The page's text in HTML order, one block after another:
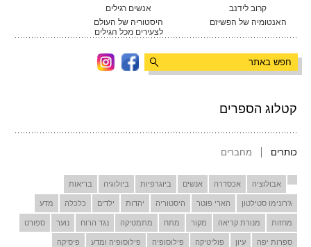
קטלוג הספרים
כותרים מחברים
אבולוציה אכסדרה אנשים ביוגרפיות ביולוגיה בריאות
ג'רונימו סטילטון הארי פוטר היסטוריה יהדות ילדים כלכלה מדע
מחזות מנורת קריאה מקור מתח מתמטיקה נגד הרוח נוער ספורט
ספרות יפה עיון פוליטיקה פילוסופיה פילוסופיה ומדע פיסיקה
קרוב לידנב
אנשים רגילים
האנטומיה של הפשיזם
היסטוריה של העולם
לצעירים מכל הגילים